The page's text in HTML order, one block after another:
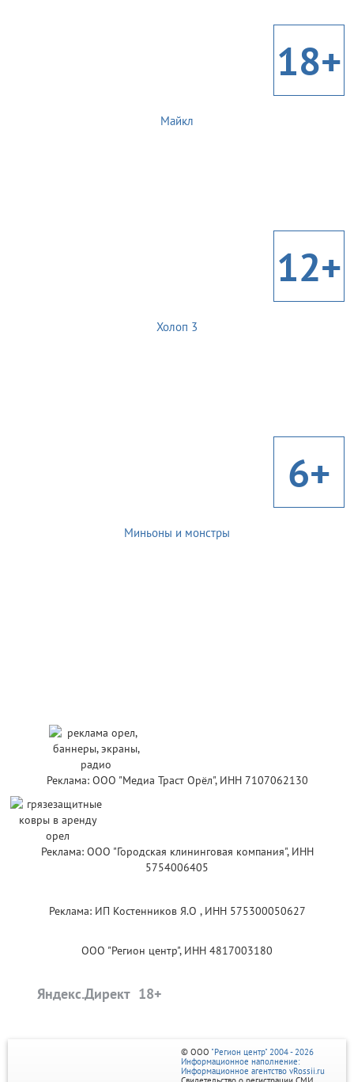
18+
Майкл
12+
Холоп 3
6+
Миньоны и монстры
Реклама: ООО "Медиа Траст Орёл", ИНН 7107062130
Реклама: ООО "Городская клининговая компания", ИНН
5754006405
Реклама: ИП Костенников Я.О , ИНН 575300050627
ООО "Регион центр", ИНН 4817003180
Яндекс.Директ
© ООО "Регион центр" 2004 - 2026
Информационное наполнение:
Информационное агентство vRossii.ru